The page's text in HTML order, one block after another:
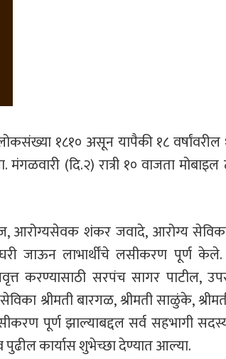
१८१० असून यापैकी १८ वर्षांवरील
(दि.२) रात्री १० वाजता मोबाइल
शंकर जवादे, आरोग्य सेविका
जाऊन लाभार्थींचे लसीकरण पूर्ण
करण्यासाठी सरपंच सागर पाटील,
श्रीमती बारगळ, श्रीमती साळुंके,
पूर्ण झाल्याबद्दल सर्व सहभागी
कार्यास शुभेच्छा देण्यात आल्या.